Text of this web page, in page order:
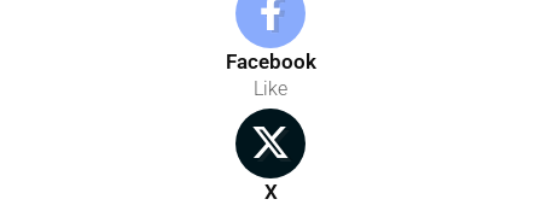
Facebook
Like
X